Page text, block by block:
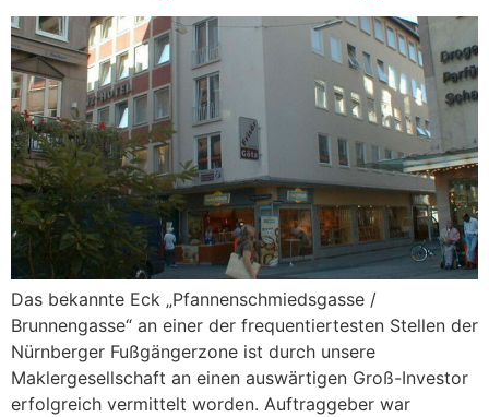
Das bekannte Eck „Pfannenschmiedsgasse /
Brunnengasse“ an einer der frequentiertesten Stellen der
Nürnberger Fußgängerzone ist durch unsere
Maklergesellschaft an einen auswärtigen Groß-Investor
erfolgreich vermittelt worden. Auftraggeber war